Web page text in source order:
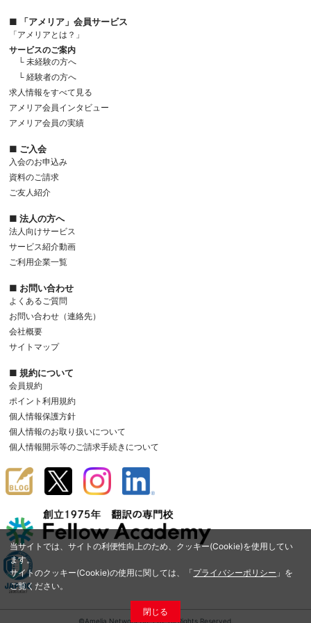
当サイトでは、サイトの利便性向上のため、クッキー(Cookie)を使用してい
ます。
サイトのクッキー(Cookie)の使用に関しては、「プライバシーポリシー 」を
ご覧ください。
閉じる
■ 「アメリア」会員サービス
「アメリアとは？」
サービスのご案内
└ 未経験の方へ
└ 経験者の方へ
求人情報をすべて見る
アメリア会員インタビュー
アメリア会員の実績
■ ご入会
入会のお申込み
資料のご請求
ご友人紹介
■ 法人の方へ
法人向けサービス
サービス紹介動画
ご利用企業一覧
■ お問い合わせ
よくあるご質問
お問い合わせ（連絡先）
会社概要
サイトマップ
■ 規約について
会員規約
ポイント利用規約
個人情報保護方針
個人情報のお取り扱いについて
個人情報開示等のご請求手続きについて
©Amelia Network Co.,Ltd. All Rights Reserved.